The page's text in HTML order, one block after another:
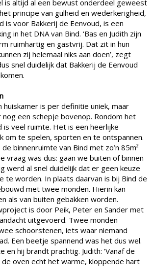
is altijd al een bewust onderdeel geweest
principe van gulheid en wederkerigheid,
is voor Bakkerij de Eenvoud, is een
in het DNA van Bind. ‘Bas en Judith zijn
ruimhartig en gastvrij. Dat zit in hun
zij helemaal niks aan doen’, zegt
snel duidelijk dat Bakkerij de Eenvoud
huiskamer is per definitie uniek, maar
een schepje bovenop. Rondom het
is veel ruimte. Het is een heerlijke
om te spelen, sporten en te ontspannen.
binnenruimte van Bind met zo’n 85m²
vraag was dus: gaan we buiten of binnen
werd al snel duidelijk dat er geen keuze
te worden. In plaats daarvan is bij Bind de
met twee monden. Hierin kan
als van buiten gebakken worden.
is door Peik, Peter en Sander met
uitgevoerd. Twee monden
schoorstenen, iets waar niemand
Een beetje spannend was het dus wel.
en hij brandt prachtig. Judith: ‘Vanaf de
oven echt het warme, kloppende hart